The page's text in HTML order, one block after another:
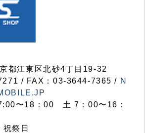
都江東区北砂4丁目19-32
/ FAX：03-3644-7365 / N
〜18：00 土 7：00〜16：
祭日